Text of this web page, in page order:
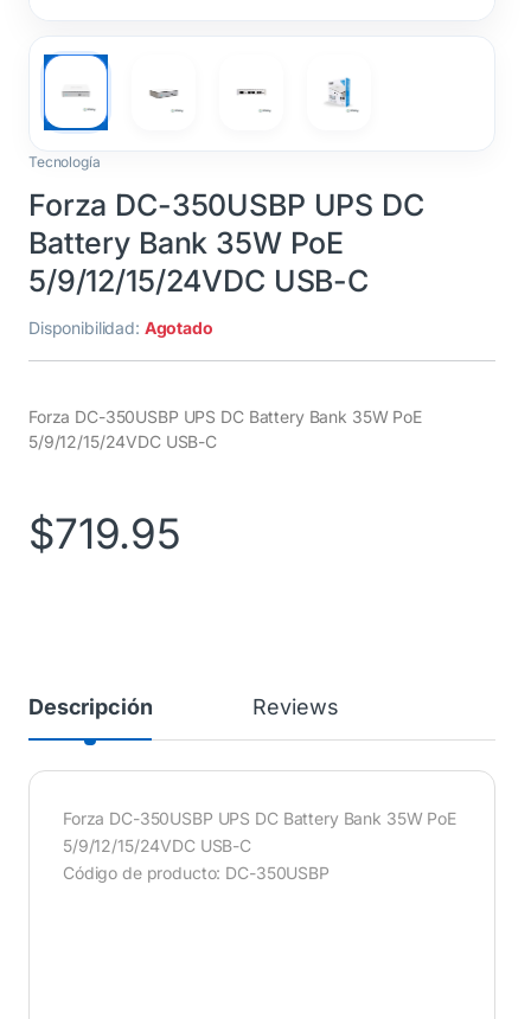
Tecnología
Forza DC-350USBP UPS DC
Battery Bank 35W PoE
5/9/12/15/24VDC USB-C
Disponibilidad: Agotado
Forza DC-350USBP UPS DC Battery Bank 35W PoE
5/9/12/15/24VDC USB-C
$719.95
Descripción Reviews
Forza DC-350USBP UPS DC Battery Bank 35W PoE
5/9/12/15/24VDC USB-C
Código de producto: DC-350USBP